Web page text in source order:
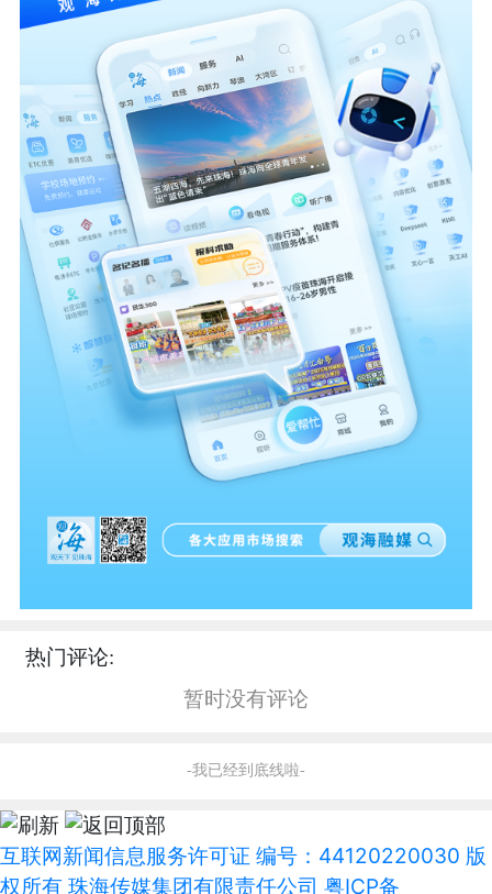
热门评论:
暂时没有评论
-我已经到底线啦-
互联网新闻信息服务许可证 编号：44120220030 版
权所有 珠海传媒集团有限责任公司 粤ICP备